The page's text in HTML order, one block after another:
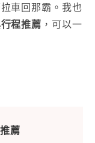
車回那霸。我也
程推薦 ，可以一
薦